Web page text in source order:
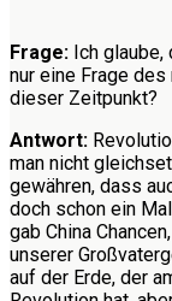
Frage: Ich glaube,
nur eine Frage
dieser Zeitpunkt?
Antwort:
man nicht
gewähren, dass
doch schon ein
gab China
unserer
auf der Erde, der